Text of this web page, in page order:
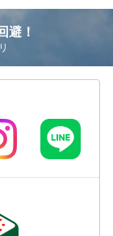
避！